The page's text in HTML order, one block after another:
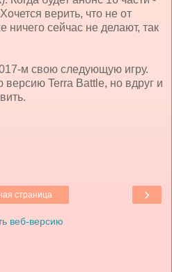
верить, что не от
ничего сейчас не делают, так
м свою следующую игру.
версию Terra Battle, но вдруг и
›
страница
веб-версию